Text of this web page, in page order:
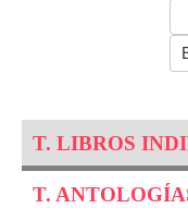
T. LIBROS
T.